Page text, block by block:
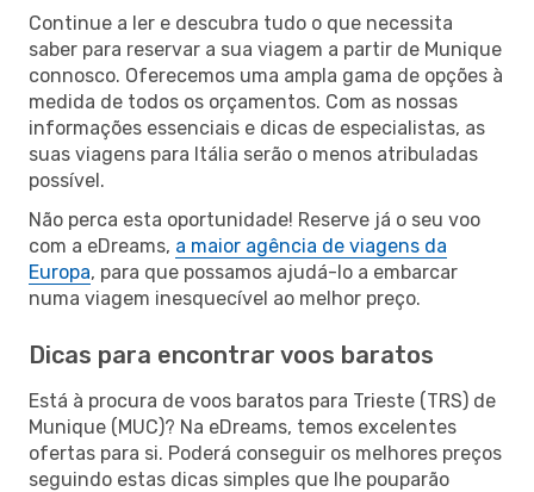
Continue a ler e descubra tudo o que necessita
saber para reservar a sua viagem a partir de Munique
connosco. Oferecemos uma ampla gama de opções à
medida de todos os orçamentos. Com as nossas
informações essenciais e dicas de especialistas, as
suas viagens para Itália serão o menos atribuladas
possível.
Não perca esta oportunidade! Reserve já o seu voo
com a eDreams, a maior agência de viagens da
Europa, para que possamos ajudá-lo a embarcar
numa viagem inesquecível ao melhor preço.
Dicas para encontrar voos baratos
Está à procura de voos baratos para Trieste (TRS) de
Munique (MUC)? Na eDreams, temos excelentes
ofertas para si. Poderá conseguir os melhores preços
seguindo estas dicas simples que lhe pouparão